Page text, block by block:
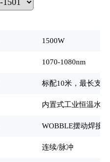
1500W
1070-1080nm
标配10米，最长支
内置式工业恒温水冷
WOBBLE摆动焊接
连续/脉冲